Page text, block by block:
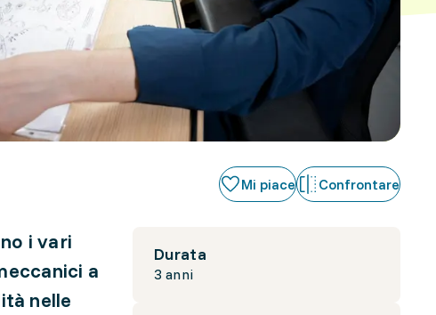
Mi piace Confrontare
Durata
3 anni
i vari
a
nelle